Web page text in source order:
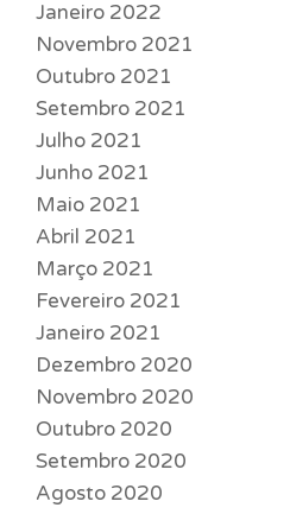
Janeiro 2022
Novembro 2021
Outubro 2021
Setembro 2021
Julho 2021
Junho 2021
Maio 2021
Abril 2021
Março 2021
Fevereiro 2021
Janeiro 2021
Dezembro 2020
Novembro 2020
Outubro 2020
Setembro 2020
Agosto 2020